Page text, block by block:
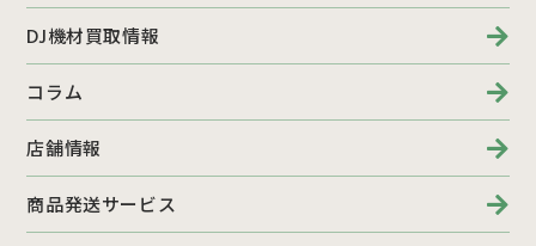
DJ機材買取情報
コラム
店舗情報
商品発送サービス